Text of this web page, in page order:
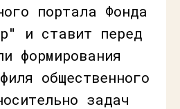
портала Фонда
и ставит перед
формирования
общественного
задач